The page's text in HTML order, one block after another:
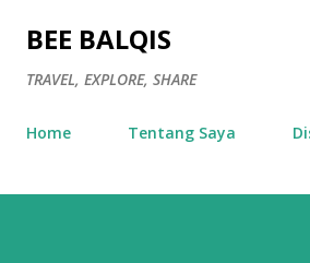
Langsung ke konten
BEE BALQIS
TRAVEL, EXPLORE, SHARE
Home Tentang Saya